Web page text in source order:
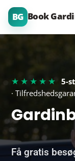
BG Book
★★★★★ 5-
·
Få gratis